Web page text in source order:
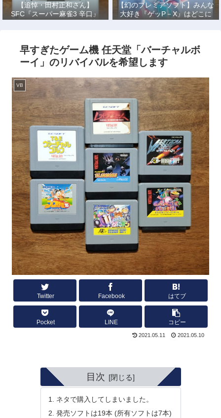
【追悼・田村正和さん】
SFC『スーパー麻雀3 辛口』
で、あの名優になりきって戦っ
【幻のプレミアソフト】みんな
大好き『ゲッP－X』はどこに
もない！
早すぎたゲーム機 任天堂「バーチャルボ
ーイ」のリバイバルを希望します
VB
Twitter Facebook はてブ
Pocket LINE コピー
2021.05.11 2021.05.10
目次
ネタで購入してしまいました。
発売ソフトは19本 (所有ソフトは7本)